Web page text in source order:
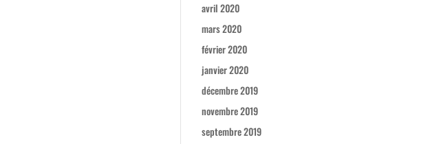
avril 2020
mars 2020
février 2020
janvier 2020
décembre 2019
novembre 2019
septembre 2019